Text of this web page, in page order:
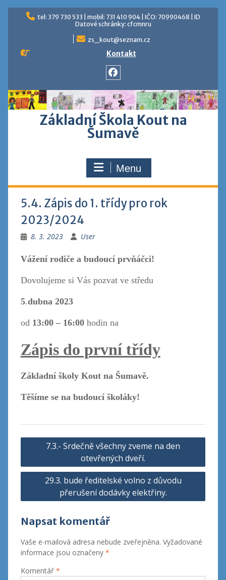
Skip
tel: 379 730 533 | mobil: 731 410 904 | IČO: 70990468 | ID
Datové schránky: cfcmnru
zs_kout@seznam.cz
Kontakt
Základní Škola Kout na
Šumavě
Menu
5.4. Zápis do 1. třídy pro rok
2023/2024
8. 3. 2023 User
Vážení rodiče a budoucí prvňáčci!
Dovolujeme si Vás pozvat ve středu
5.dubna 2023
od 13:00 – 16:00hodin na
Zápis do první třídy
Základní školy Kout na Šumavě.
Těšíme se na budoucí školáky!
Navigace
příspěvek
7.3.- Srdečně všechny zveme na den
otevřených dveří.
29.3. bude ředitelské volno z důvodu
přerušení dodávky elektřiny.
Napsat komentář
Vaše e-mailová adresa nebude zveřejněna. Vyžadované
informace jsou označeny *
Komentář *